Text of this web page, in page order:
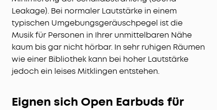
Leakage). Bei normaler Lautstärke in einem
typischen Umgebungsgeräuschpegel ist die
Musik für Personen in Ihrer unmittelbaren Nähe
kaum bis gar nicht hörbar. In sehr ruhigen Räumen
wie einer Bibliothek kann bei hoher Lautstärke
jedoch ein leises Mitklingen entstehen.
Eignen sich Open Earbuds für